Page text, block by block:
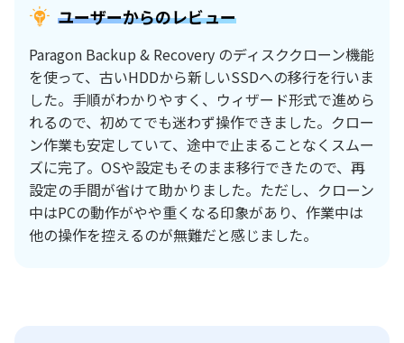
ユーザーからのレビュー
Paragon Backup & Recovery のディスククローン機能
を使って、古いHDDから新しいSSDへの移行を行いま
した。手順がわかりやすく、ウィザード形式で進めら
れるので、初めてでも迷わず操作できました。クロー
ン作業も安定していて、途中で止まることなくスムー
ズに完了。OSや設定もそのまま移行できたので、再
設定の手間が省けて助かりました。ただし、クローン
中はPCの動作がやや重くなる印象があり、作業中は
他の操作を控えるのが無難だと感じました。